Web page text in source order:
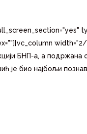
БНП-а, а
је био најбољи